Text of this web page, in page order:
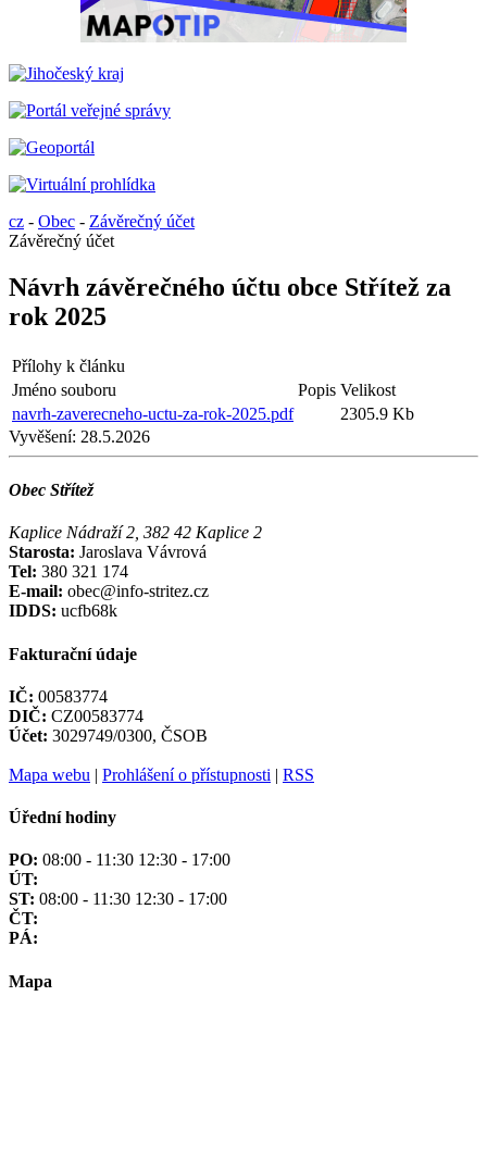
cz - Obec - Závěrečný účet
Závěrečný účet
Návrh závěrečného účtu obce Střítež za
rok 2025
Přílohy k článku
Jméno souboru
Popis Velikost
navrh-zaverecneho-uctu-za-rok-2025.pdf
2305.9 Kb
Vyvěšení: 28.5.2026
Obec Střítež
Kaplice Nádraží 2, 382 42 Kaplice 2
Starosta: Jaroslava Vávrová
Tel: 380 321 174
E-mail: obec@info-stritez.cz
IDDS: ucfb68k
Fakturační údaje
IČ: 00583774
DIČ: CZ00583774
Účet: 3029749/0300, ČSOB
Mapa webu | Prohlášení o přístupnosti | RSS
Úřední hodiny
PO: 08:00 - 11:30 12:30 - 17:00
ÚT:
ST: 08:00 - 11:30 12:30 - 17:00
ČT:
PÁ:
Mapa